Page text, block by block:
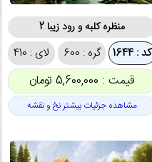
منظره کلبه و رود زیبا 2
کد : 1644 گره : 600 لای : 410
قیمت : 5,600,000 تومان
مشاهده جزئیات بیشتر نخ و نقشه